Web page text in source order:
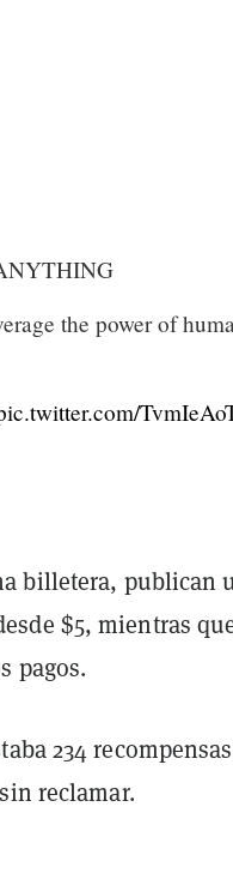
the power of
billetera, publican
$5, mientras
pagos.
234 recompensas
reclamar.